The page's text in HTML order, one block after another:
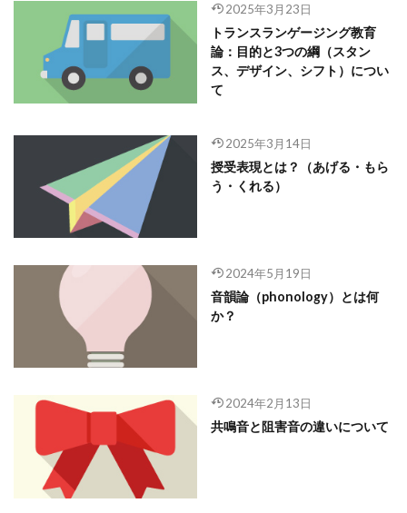
2025年3月23日
トランスランゲージング教育
論：目的と3つの綱（スタン
ス、デザイン、シフト）につい
て
2025年3月14日
授受表現とは？（あげる・もら
う・くれる）
2024年5月19日
音韻論（phonology）とは何
か？
2024年2月13日
共鳴音と阻害音の違いについて